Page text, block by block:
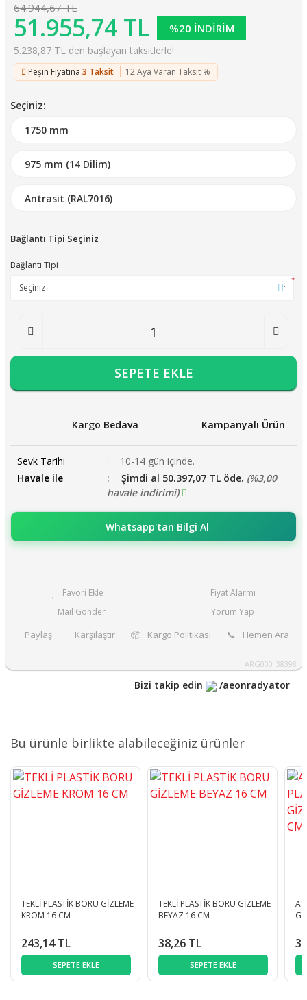
64.944,67 TL
51.955,74 TL %20 İNDİRİM
5.238,87 TL den başlayan taksitlerle!
Peşin Fiyatına 3 Taksit 12 Aya Varan Taksit %
Seçiniz:
Bağlantı Tipi Seçiniz
Bağlantı Tipi
*
SEPETE EKLE
Kargo Bedava Kampanyalı Ürün
Sevk Tarihi
10-14 gün içinde.
Havale ile
Şimdi al 50.397,07 TL öde. (%3,00
havale indirimi)
Whatsapp'tan Bilgi Al
Fiyat Alarmı
Mail Gönder
Yorum Yap
Paylaş Karşılaştır 📦 Kargo Politikası 📞 Hemen Ara
ARG000_38398
Bizi takip edin /aeonradyator
Bu ürünle birlikte alabileceğiniz ürünler
TEKLİ PLASTİK BORU GİZLEME
KROM 16 CM
243,14 TL
SEPETE EKLE
TEKLİ PLASTİK BORU GİZLEME
BEYAZ 16 CM
38,26 TL
SEPETE EKLE